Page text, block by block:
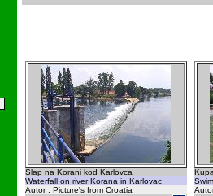
Slap na Korani kod Karlovca
Waterfall on river Korana in Karlovac
Autor : Picture's from Croatia